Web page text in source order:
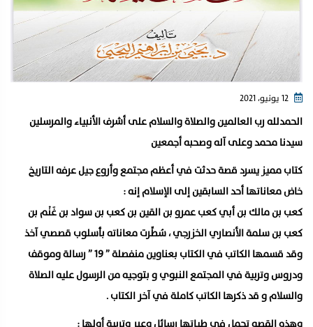
الحمدلله رب العالمين والصلاة والسلام على أشرف الأنبياء والمرسلين
سيدنا محمد وعلى آله وصحبه أجمعين
كتاب مميز يسرد قصة حدثت في أعظم مجتمع وأروع جيل عرفه التاريخ
خاض معاناتها أحد السابقين إلى الإسلام إنه :
كعب بن مالك بن أبي كعب عمرو بن القين بن كعب بن سواد بن غَنْم بن
كعب بن سلمة الأنصاري الخزرجي ، سُطِّرت معاناته بأسلوب قصصي آخذ
وقد قسمها الكاتب في الكتاب بعناوين منفصلة ” ١٩ ” رسالة وموقف
ودروس وتربية في المجتمع النبوي و بتوجيه من الرسول عليه الصلاة
والسلام و قد ذكرها الكاتب كاملة في آخر الكتاب .
وهذه القصه تحمل في طياتها رسائل وعبر وتربية أولها :